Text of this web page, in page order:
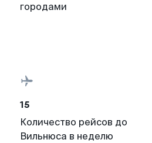
городами
15
Количество рейсов до
Вильнюса в неделю